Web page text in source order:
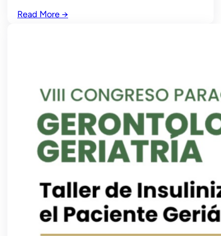
Read More →